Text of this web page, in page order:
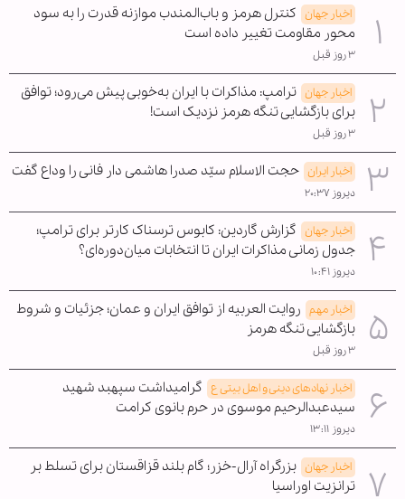
اخبار جهان کنترل هرمز و باب‌المندب موازنه قدرت را به سود
محور مقاومت تغییر داده است
۳ روز قبل
اخبار جهان ترامپ: مذاکرات با ایران به‌خوبی پیش می‌رود؛ توافق
برای بازگشایی تنگه هرمز نزدیک است!
۳ روز قبل
اخبار ایران حجت الاسلام سیّد صدرا هاشمی دار فانی را وداع گفت
دیروز ۲۰:۳۷
اخبار جهان گزارش گاردین: کابوس ترسناک کارتر برای ترامپ؛
جدول زمانی مذاکرات ایران تا انتخابات میان‌دوره‌ای؟
دیروز ۱۰:۴۱
اخبار مهم روایت العربیه از توافق ایران و عمان؛ جزئیات و شروط
بازگشایی تنگه هرمز
۳ روز قبل
اخبار نهادهای دینی و اهل بیتی ع گرامیداشت سپهبد شهید
سیدعبدالرحیم موسوی در حرم بانوی کرامت
دیروز ۱۳:۱۱
اخبار جهان بزرگراه آرال-خزر؛ گام بلند قزاقستان برای تسلط بر
ترانزیت اوراسیا